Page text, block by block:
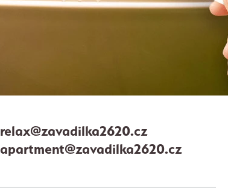
relax@zavadilka2620.cz
apartment@zavadilka2620.cz